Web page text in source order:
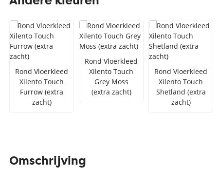
Vloerkleed zwart wit
Toon alles Kleuren
Toon alles Soorten
Toon alles Afmetingen
Toon alles Merken
Rond Vloerkleed
Xilento Touch
Furrow (extra
zacht)
Rond Vloerkleed
Xilento Touch
Grey Moss
(extra zacht)
Rond Vloerkleed
Xilento Touch
Shetland (extra
zacht)
Omschrijving